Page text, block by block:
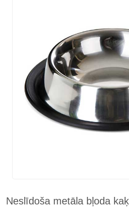
Neslīdoša metāla bļoda